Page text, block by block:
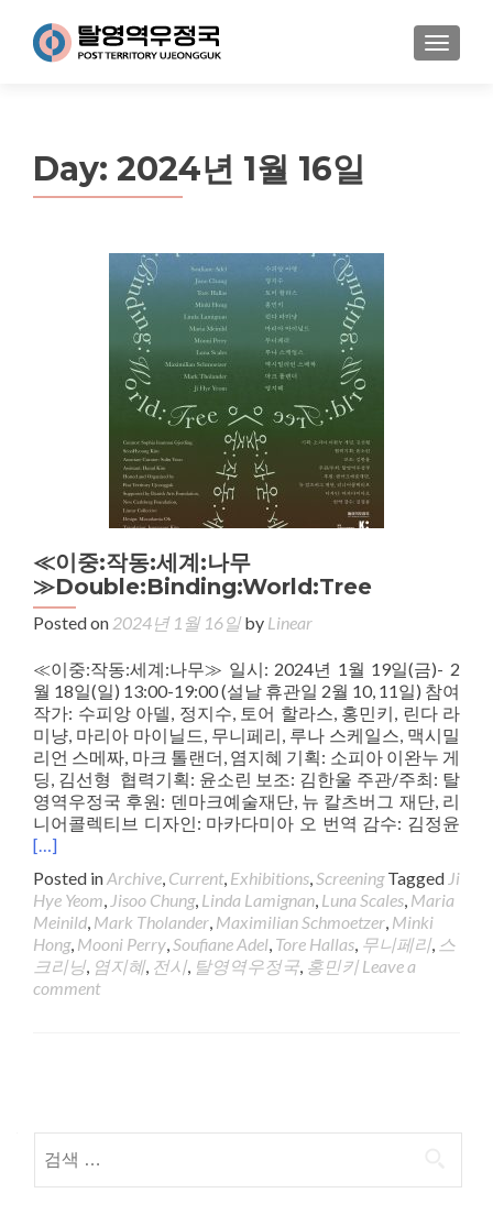
MENU
Day: 2024년 1월 16일
≪이중:작동:세계:나무
≫Double:Binding:World:Tree
Posted on 2024년 1월 16일by Linear
≪이중:작동:세계:나무≫ 일시: 2024년 1월 19일(금)- 2
월 18일(일) 13:00-19:00 (설날 휴관일 2월 10, 11일) 참여
작가: 수피앙 아델, 정지수, 토어 할라스, 홍민키, 린다 라
미냥, 마리아 마이닐드, 무니페리, 루나 스케일스, 맥시밀
리언 스메짜, 마크 톨랜더, 염지혜 기획: 소피아 이완누 게
딩, 김선형 협력기획: 윤소린 보조: 김한울 주관/주최: 탈
영역우정국 후원: 덴마크예술재단, 뉴 칼츠버그 재단, 리
니어콜렉티브 디자인: 마카다미아 오 번역 감수: 김정윤
[…]
Posted inArchive, Current, Exhibitions,Screening Tagged Ji
Hye Yeom, Jisoo Chung, Linda Lamignan, Luna Scales, Maria
Meinild, Mark Tholander, Maximilian Schmoetzer, Minki
Hong, Mooni Perry,Soufiane Adel, Tore Hallas, 무니페리, 스
크리닝, 염지혜, 전시, 탈영역우정국, 홍민키 Leave a
comment